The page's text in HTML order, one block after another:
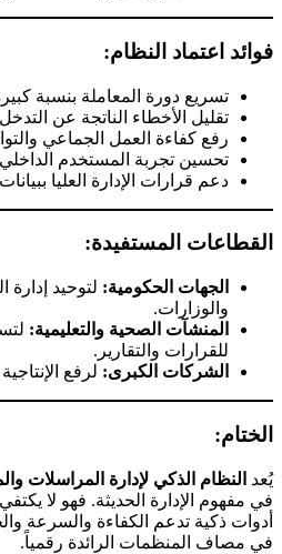
فوائد اعتماد النظام:
تسريع دورة المعاملة بنسبة
تقليل الأخطاء الناتجة عن
رفع كفاءة العمل الجماعي
تحسين تجربة المستخدم
دعم قرارات الإدارة العليا
القطاعات المستفيدة:
الجهات الحكومية: لتوحيد إدارة
والوزارات.
المنشآت الصحية والتعليمية:
للقرارات والتقارير.
الشركات الكبرى: لرفع
الختام:
يُعد النظام الذكي لإدارة المراسلات
في مفهوم الإدارة الحديثة. فهو لا
أدوات ذكية تدعم الكفاءة والسرعة
في مصاف المنظمات الرائدة رقمياً.